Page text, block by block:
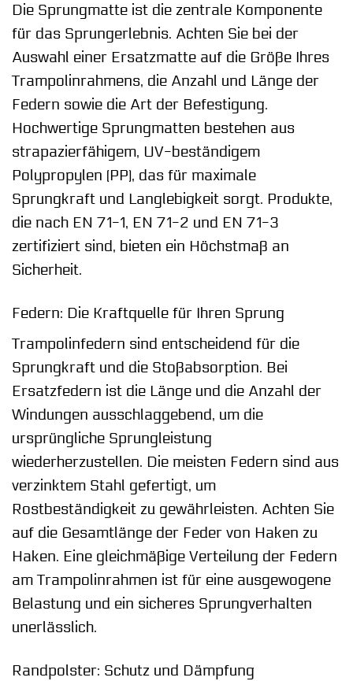
Die Sprungmatte ist die zentrale Komponente
für das Sprungerlebnis. Achten Sie bei der
Auswahl einer Ersatzmatte auf die Größe Ihres
Trampolinrahmens, die Anzahl und Länge der
Federn sowie die Art der Befestigung.
Hochwertige Sprungmatten bestehen aus
strapazierfähigem, UV-beständigem
Polypropylen (PP), das für maximale
Sprungkraft und Langlebigkeit sorgt. Produkte,
die nach EN 71-1, EN 71-2 und EN 71-3
zertifiziert sind, bieten ein Höchstmaß an
Sicherheit.
Federn: Die Kraftquelle für Ihren Sprung
Trampolinfedern sind entscheidend für die
Sprungkraft und die Stoßabsorption. Bei
Ersatzfedern ist die Länge und die Anzahl der
Windungen ausschlaggebend, um die
ursprüngliche Sprungleistung
wiederherzustellen. Die meisten Federn sind aus
verzinktem Stahl gefertigt, um
Rostbeständigkeit zu gewährleisten. Achten Sie
auf die Gesamtlänge der Feder von Haken zu
Haken. Eine gleichmäßige Verteilung der Federn
am Trampolinrahmen ist für eine ausgewogene
Belastung und ein sicheres Sprungverhalten
unerlässlich.
Randpolster: Schutz und Dämpfung